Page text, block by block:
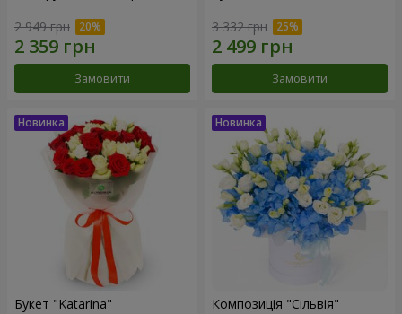
2 949 грн
Замовити
3 332 грн
Замовити
Букет "Katarina" Композиція "Сільвія"